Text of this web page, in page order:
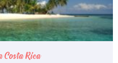
Costa Rica